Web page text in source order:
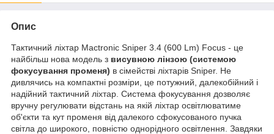
Опис
Тактичний ліхтар Mactronic Sniper 3.4 (600 Lm) Focus - це
найбільш нова модель з висувною лінзою (системою
фокусування променя) в сімействі ліхтарів Sniper. Не
дивлячись на компактні розміри, це потужний, далекобійний і
надійний тактичний ліхтар. Система фокусування дозволяє
вручну регулювати відстань на якій ліхтар освітлюватиме
об'єкти та кут променя від далекого сфокусованого пучка
світла до широкого, повністю однорідного освітлення. Завдяки